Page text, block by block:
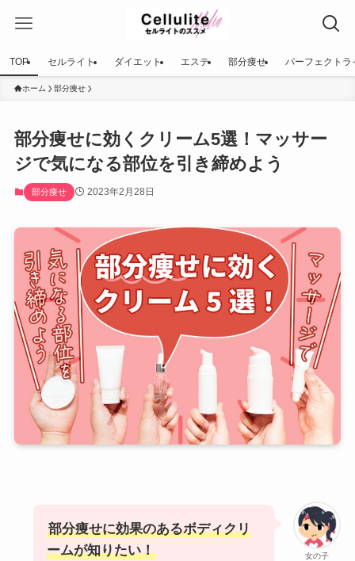
TOP セルライト ダイエット エステ 部分痩せ パーフェクトラ
ホーム 部分痩せ
部分痩せに効くクリーム5選！マッサー
ジで気になる部位を引き締めよう
部分痩せ 2023年2月28日
女の子
部分痩せに効果のあるボディクリ
ームが知りたい！